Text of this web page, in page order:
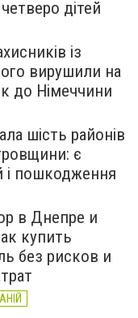
дітей
із
вирушили на
до Німеччини
шість районів
є
і пошкодження
в Днепре и
купить
без рисков и